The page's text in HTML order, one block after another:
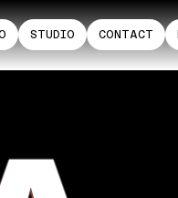
STUDIO CONTACT